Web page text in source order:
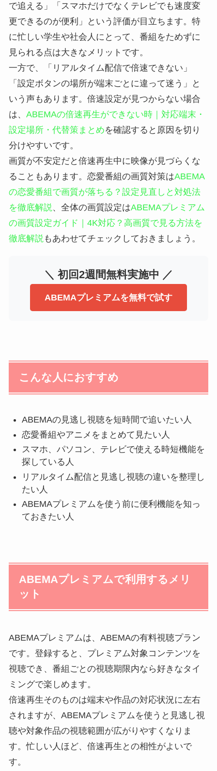
で追える」「スマホだけでなくテレビでも速度変
更できるのが便利」という評価が目立ちます。特
に忙しい学生や社会人にとって、番組をためずに
見られる点は大きなメリットです。
一方で、「リアルタイム配信で倍速できない」
「設定ボタンの場所が端末ごとに違って迷う」と
いう声もあります。倍速設定が見つからない場合
は、 ABEMAの倍速再生ができない時｜対応端末・
設定場所・代替策まとめを確認すると原因を切り
分けやすいです。
画質が不安定だと倍速再生中に映像が見づらくな
ることもあります。恋愛番組の画質対策はABEMA
の恋愛番組で画質が落ちる？設定見直しと対処法
を徹底解説 、全体の画質設定はABEMAプレミアム
の画質設定ガイド｜4K対応？高画質で見る方法を
徹底解説 もあわせてチェックしておきましょう。
＼ 初回2週間無料実施中 ／
ABEMAプレミアムを無料で試す
こんな人におすすめ
ABEMAの見逃し視聴を短時間で追いたい人
恋愛番組やアニメをまとめて見たい人
スマホ、パソコン、テレビで使える時短機能を
探している人
リアルタイム配信と見逃し視聴の違いを整理し
たい人
ABEMAプレミアムを使う前に便利機能を知っ
ておきたい人
ABEMAプレミアムで利用するメリ
ット
ABEMAプレミアムは、ABEMAの有料視聴プラン
です。登録すると、プレミアム対象コンテンツを
視聴でき、番組ごとの視聴期限内なら好きなタイ
ミングで楽しめます。
倍速再生そのものは端末や作品の対応状況に左右
されますが、ABEMAプレミアムを使うと見逃し視
聴や対象作品の視聴範囲が広がりやすくなりま
す。忙しい人ほど、倍速再生との相性がよいで
す。